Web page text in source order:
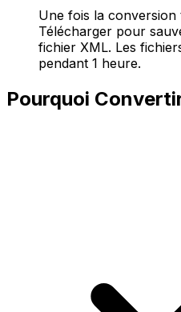
Une fois la
Télécharger pour
fichier XML. Les
pendant 1 heure.
Pourquoi